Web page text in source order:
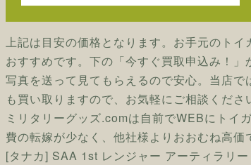
上記は目安の価格となります。お手元のト
おすすめです。下の「今すぐ買取申込み！」
写真を送って見てもらえるので安心。当店
も買い取りますので、お気軽にご相談くださ
ミリタリーグッズ.comは自前でWEBにトイ
費の転嫁が少なく、他社様よりおおむね高価
[タナカ] SAA 1st レンジャー アーティラリ